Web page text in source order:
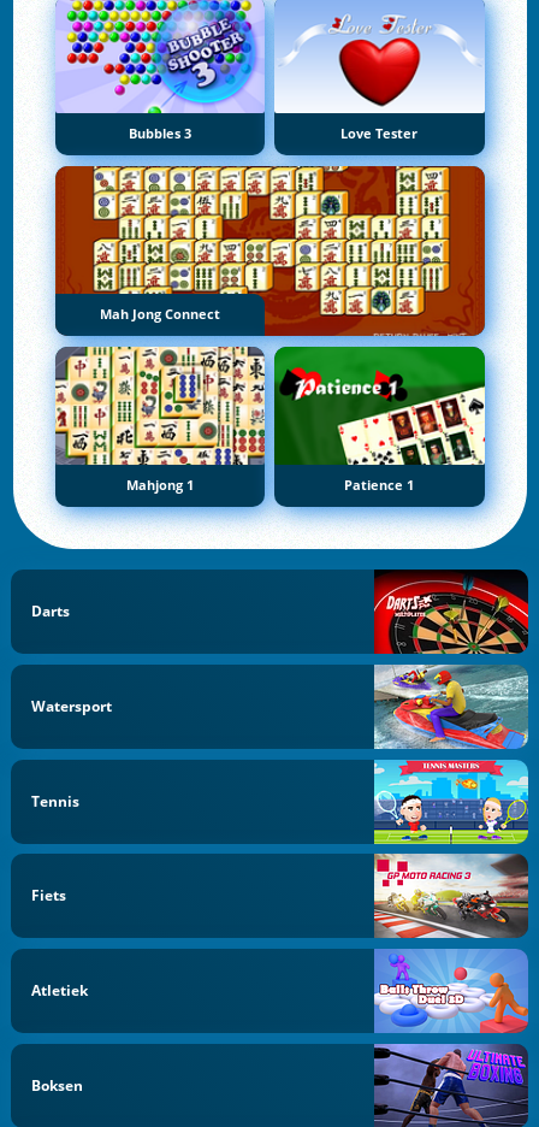
Bubbles 3 Love Tester
Mah Jong Connect
Mahjong 1 Patience 1
Darts
Watersport
Tennis
Fiets
Atletiek
Boksen